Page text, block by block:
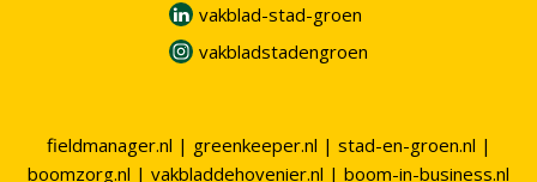
vakblad-stad-groen
vakbladstadengroen
fieldmanager.nl | greenkeeper.nl | stad-en-groen.nl |
boomzorg.nl | vakbladdehovenier.nl | boom-in-business.nl